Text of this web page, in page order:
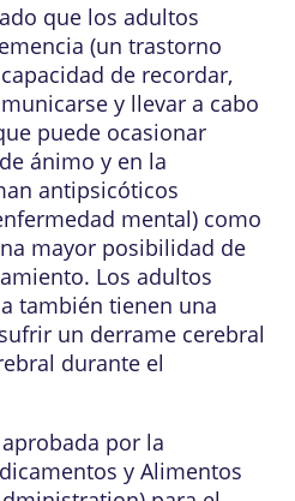
que los adultos
(un trastorno
de recordar,
y llevar a cabo
puede ocasionar
ánimo y en la
antipsicóticos
mental) como
mayor posibilidad de
Los adultos
también tienen una
un derrame cerebral
durante el
por la
y Alimentos